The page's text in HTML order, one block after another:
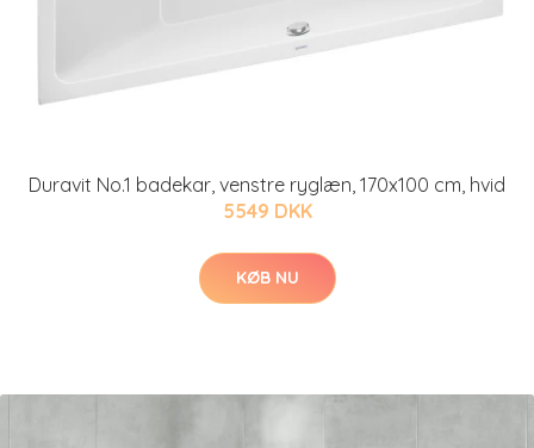
Duravit No.1 badekar, venstre ryglæn, 170x100 cm, hvid
5549 DKK
KØB NU